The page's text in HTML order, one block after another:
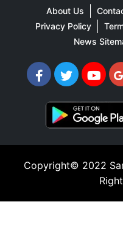
About Us
Privacy Policy
News
Copyright© 2022